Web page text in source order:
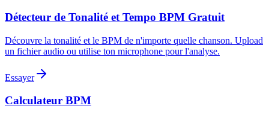
Détecteur de Tonalité et Tempo BPM Gratuit
Découvre la tonalité et le BPM de n'importe quelle chanson. Upload
un fichier audio ou utilise ton microphone pour l'analyse.
Essayer
Calculateur BPM